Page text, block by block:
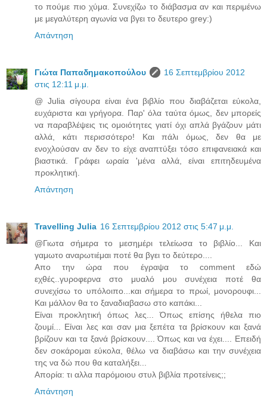
το πούμε πιο χύμα. Συνεχίζω το διάβασμα αν και περιμένω
με μεγαλύτερη αγωνία να βγει το δευτερο grey:)
Απάντηση
Γιώτα Παπαδημακοπούλου
16 Σεπτεμβρίου 2012
στις 12:11 μ.μ.
@ Julia σίγουρα είναι ένα βιβλίο που διαβάζεται εύκολα,
ευχάριστα και γρήγορα. Παρ' όλα ταύτα όμως, δεν μπορείς
να παραβλέψεις τις ομοιότητες γιατί όχι απλά βγάζουν μάτι
αλλά, κάτι περισσότερο! Και πάλι όμως, δεν θα με
ενοχλούσαν αν δεν το είχε αναπτύξει τόσο επιφανειακά και
βιαστικά. Γράφει ωραία 'μένα αλλά, είναι επιτηδευμένα
προκλητική.
Απάντηση
Travelling Julia 16 Σεπτεμβρίου 2012 στις 5:47 μ.μ.
@Γιωτα σήμερα το μεσημέρι τελείωσα το βιβλίο... Και
γαμωτο αναρωτιέμαι ποτέ θα βγει το δεύτερο....
Απο την ώρα που έγραψα το comment εδώ
εχθές..γυροφερνα στο μυαλό μου συνέχεια ποτέ θα
συνεχίσω το υπόλοιπο...και σήμερα το πρωί, μονορουφι...
Και μάλλον θα το ξαναδιαβασω στο καπάκι...
Είναι προκλητική όπως λες... Όπως επίσης ήθελα πιο
ζουμί... Είναι λες και σαν μια ξεπέτα τα βρίσκουν και ξανά
βρίζουν και τα ξανά βρίσκουν.... Όπως και να έχει.... Επειδή
δεν σοκάρομαι εύκολα, θέλω να διαβάσω και την συνέχεια
της να δώ που θα καταλήξει...
Απορία: τι αλλα παρόμοιου στυλ βιβλία προτείνεις;;
Απάντηση